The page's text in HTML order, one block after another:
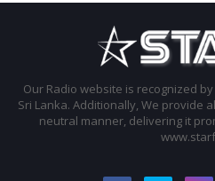
Our Radio website is recognized
Sri Lanka. Additionally, We provide
neutral manner, delivering it